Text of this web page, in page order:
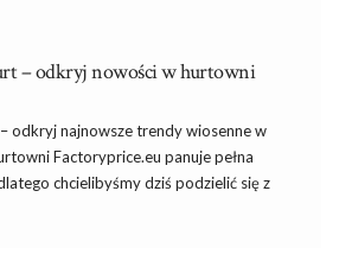
– odkryj nowości w hurtowni
odkryj najnowsze trendy wiosenne w
Factoryprice.eu panuje pełna
chcielibyśmy dziś podzielić się z